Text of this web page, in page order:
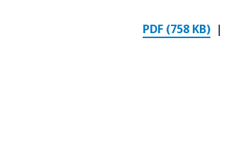
PDF (758 KB) |